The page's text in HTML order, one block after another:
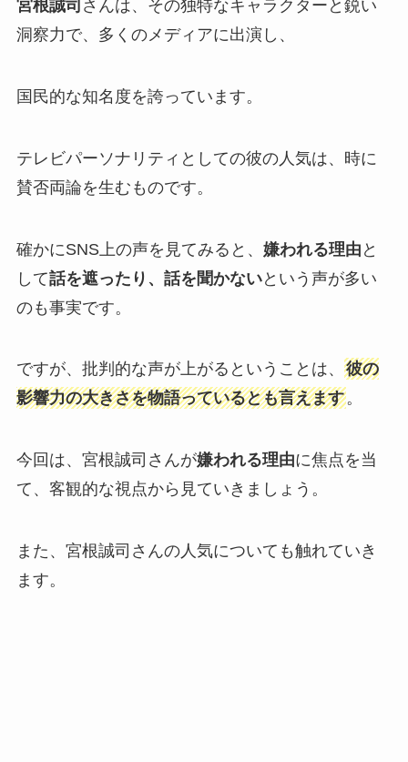
宮根誠司 さんは、その独特なキャラクターと鋭い
洞察力で、多くのメディアに出演し、
国民的な知名度を誇っています。
テレビパーソナリティとしての彼の人気は、時に
賛否両論を生むものです。
確かにSNS上の声を見てみると、 嫌われる理由 と
して話を遮ったり、話を聞かないという声が多い
のも事実です。
ですが、批判的な声が上がるということは、 彼の
影響力の大きさを物語っているとも言えます。
今回は、宮根誠司さんが嫌われる理由に焦点を当
て、客観的な視点から見ていきましょう。
また、宮根誠司さんの人気についても触れていき
ます。